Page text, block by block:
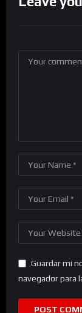
Guardar mi
navegador para